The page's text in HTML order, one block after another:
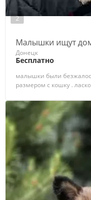
2
Малышки ищут
Донецк
Бесплатно
малышки были
размером с кошку .